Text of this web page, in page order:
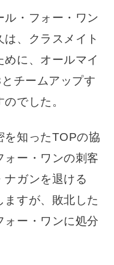
ル・フォー・ワン
、クラスメイト
に、オールマイ
チームアップす
でした。
を知ったTOPの協
ォー・ワンの刺客
ナガンを退ける
ますが、敗北した
ォー・ワンに処分